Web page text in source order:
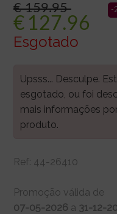
€ 159.95 -
€ 127.96
Esgotado
Upsss... Desculpe.
esgotado, ou foi
mais informações
produto.
Ref: 44-26410
Promoção válida de
07-05-2026 a 31-12-